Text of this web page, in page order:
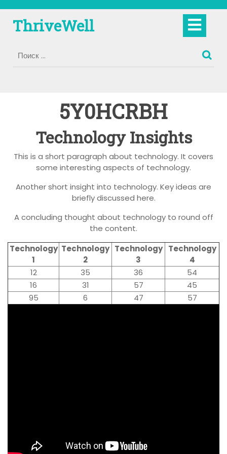
содержимому
ThriveWell
5Y0HCRBH
Technology Insights
This is a short paragraph about technology. It covers
some interesting aspects of technology.
Another short insight into technology. Key ideas are
briefly discussed here.
A concluding thought about technology to round off
the content.
Technology
1
Technology
2
Technology
3
Technology
4
12
35 36
54
16
31 57
45
95
6 47 57